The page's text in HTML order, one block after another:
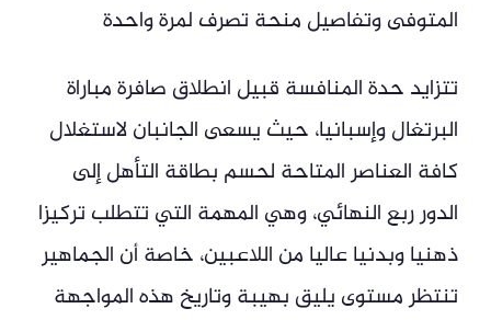
المتوفى وتفاصيل منحة تصرف لمرة واحدة
تتزايد حدة المنافسة قبيل انطلاق صافرة مباراة
البرتغال وإسبانيا، حيث يسعى الجانبان لاستغلال
كافة العناصر المتاحة لحسم بطاقة التأهل إلى
الدور ربع النهائي، وهي المهمة التي تتطلب تركيزا
ذهنيا وبدنيا عاليا من اللاعبين، خاصة أن الجماهير
تنتظر مستوى يليق بهيبة وتاريخ هذه المواجهة